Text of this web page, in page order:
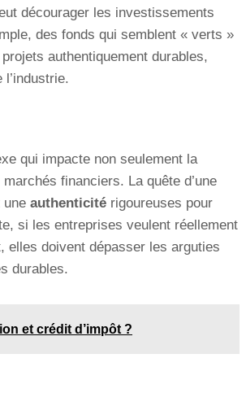
décourager les investissements
des fonds qui semblent « verts »
authentiquement durables,
qui impacte non seulement la
financiers. La quête d’une
une authenticité rigoureuses pour
si les entreprises veulent réellement
elles doivent dépasser les arguties
durables.
et crédit d’impôt ?